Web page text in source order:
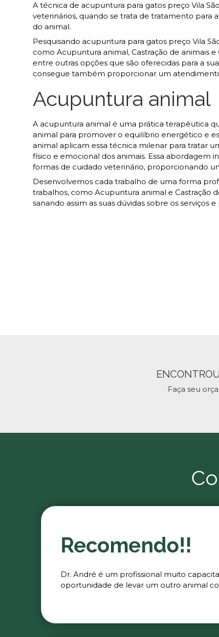
A técnica de acupuntura para gatos preço Vila
veterinários, quando se trata de tratamento para
do animal.
Pesquisando acupuntura para gatos preço Vila
como Acupuntura animal, Castração de animais
entre outras opções que são oferecidas para a
consegue também proporcionar um
Acupuntura animal
A acupuntura animal é uma prática terapêutica
animal para promover o equilíbrio energético e
animal aplicam essa técnica milenar para tratar
físico e emocional dos animais. Essa
formas de cuidado veterinário, proporcionando
Desenvolvemos cada trabalho de uma forma
trabalhos, como Acupuntura animal e Castração
sanando assim as suas dúvidas sobre os
Faça seu
Recomendo!!
Dr. André é um profissional muito
oportunidade de levar um outro animal